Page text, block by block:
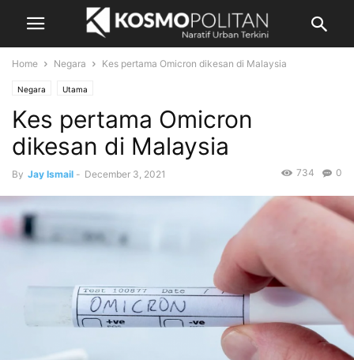
Home Negara Kes pertama Omicron dikesan di Malaysia
Negara Utama
Kes pertama Omicron
dikesan di Malaysia
By Jay Ismail - December 3, 2021 0
734